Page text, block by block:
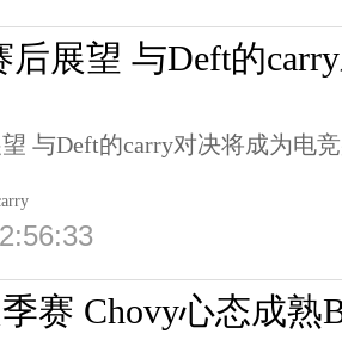
后展望 与Deft的
与Deft的carry对决将成为电
赛 Chovy心态成熟